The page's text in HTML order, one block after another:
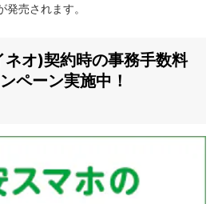
売されます。
オ)契約時の事務手数料
ペーン実施中！